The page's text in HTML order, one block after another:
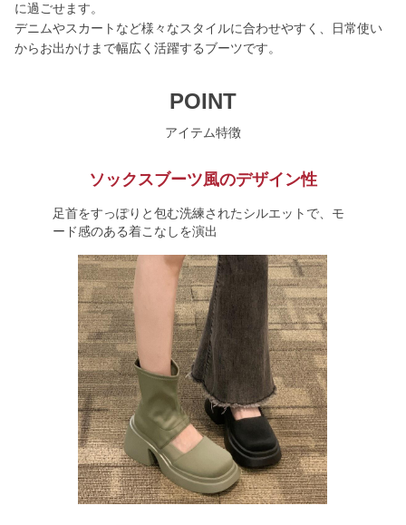
に過ごせます。
デニムやスカートなど様々なスタイルに合わせやすく、日常使い
からお出かけまで幅広く活躍するブーツです。
POINT
アイテム特徴
ソックスブーツ風のデザイン性
足首をすっぽりと包む洗練されたシルエットで、モ
ード感のある着こなしを演出